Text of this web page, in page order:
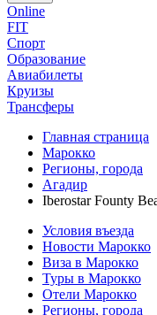
Online
FIT
Спорт
Образование
Авиабилеты
Круизы
Трансферы
Главная страница
Марокко
Регионы, города
Агадир
Iberostar Founty
Условия въезда
Новости Марокко
Виза в Марокко
Туры в Марокко
Отели Марокко
Регионы, города